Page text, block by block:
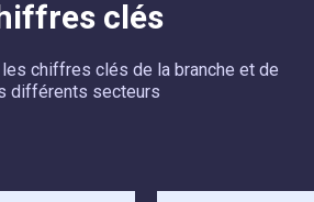
clés
chiffres clés de la branche et de
différents secteurs